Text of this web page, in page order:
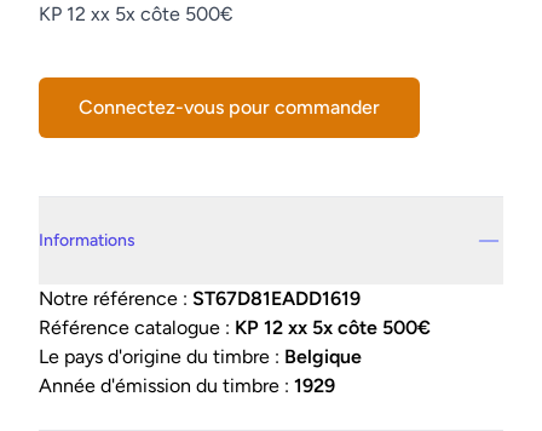
Description
KP 12 xx 5x côte 500€
Connectez-vous pour commander
Informations
Notre référence : ST67D81EADD1619
Référence catalogue : KP 12 xx 5x côte 500€
Le pays d'origine du timbre : Belgique
Année d'émission du timbre : 1929